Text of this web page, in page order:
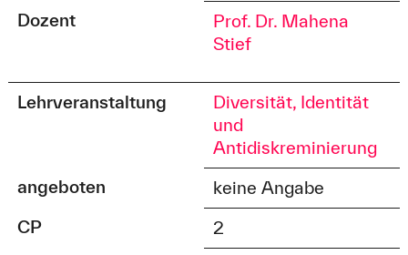
Dozent
Prof. Dr. Mahena
Stief
Lehrveranstaltung
Diversität, Identität
und
Antidiskreminierung
angeboten
keine Angabe
CP
2